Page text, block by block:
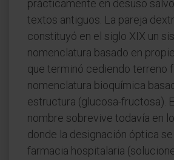
prácticamente en desuso
textos antiguos. La pareja
constituyó en el siglo XIX un
nomenclatura basado en
que terminó cediendo terreno
nomenclatura bioquímica
estructura (glucosa-fructosa).
nombre sobrevive todavía en
donde la designación óptica
farmacia hospitalaria